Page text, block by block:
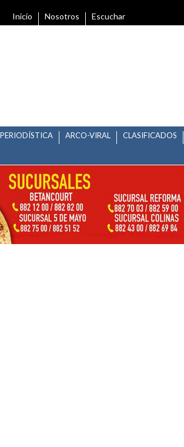
Inicio Nosotros Escuchar
ARCO-VIRAL
CLASIFICADOS